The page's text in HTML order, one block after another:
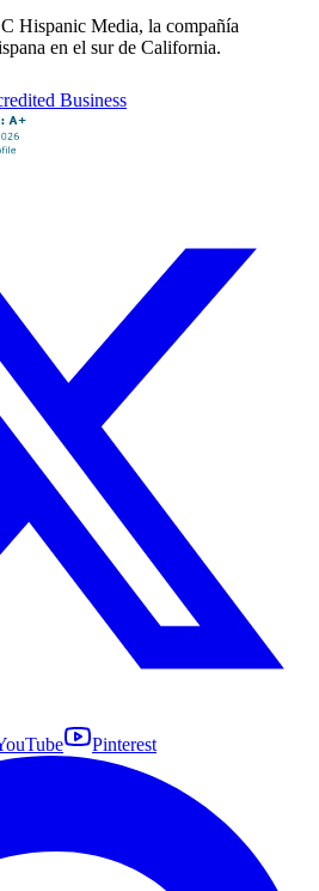
Hispanic Media, la compañía
en el sur de California.
Business
Pinterest